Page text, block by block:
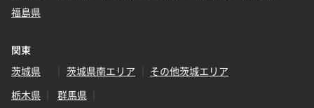
福島県
関東
茨城県
茨城県南エリア
その他茨城エリア
栃木県
群馬県